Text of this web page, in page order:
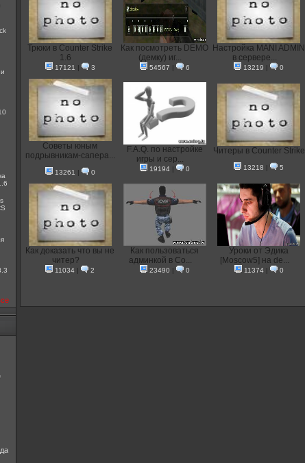
Трюки в Counter Strike
1.6
17121 | 3
Как посмотреть DEMO
(демку) иг...
54567 | 6
Настройка MANI ADMIN
в сервере...
13219 | 0
Советы юным
подрывникам-сапера...
13261 | 0
F.A.Q. по настройке
игры и сер...
19194| 0
Читеры в Counter Strike
13218 | 5
Как доказать что вы не
читер?
11034 | 2
Как пользоваться
админкой в Co...
23490 | 0
Уроки от Эдика
[Moscow5] на de...
11374| 0